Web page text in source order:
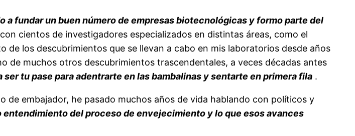
a fundar un buen número de empresas biotecnológicas y formo parte del
cientos de investigadores especializados en distintas áreas, como el
los descubrimientos que se llevan a cabo en mis laboratorios desde años
de muchos otros descubrimientos trascendentales, a veces décadas antes
tu pase para adentrarte en las bambalinas y sentarte en primera fila .
embajador, he pasado muchos años de vida hablando con políticos y
del proceso de envejecimiento y lo que esos avances